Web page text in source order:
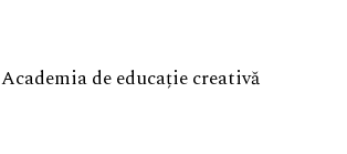
Academia de educație creativă